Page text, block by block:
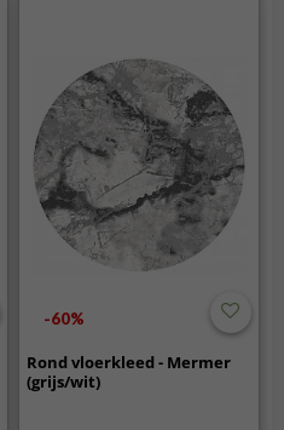
-60%
Rond vloerkleed - Mermer
(grijs/wit)